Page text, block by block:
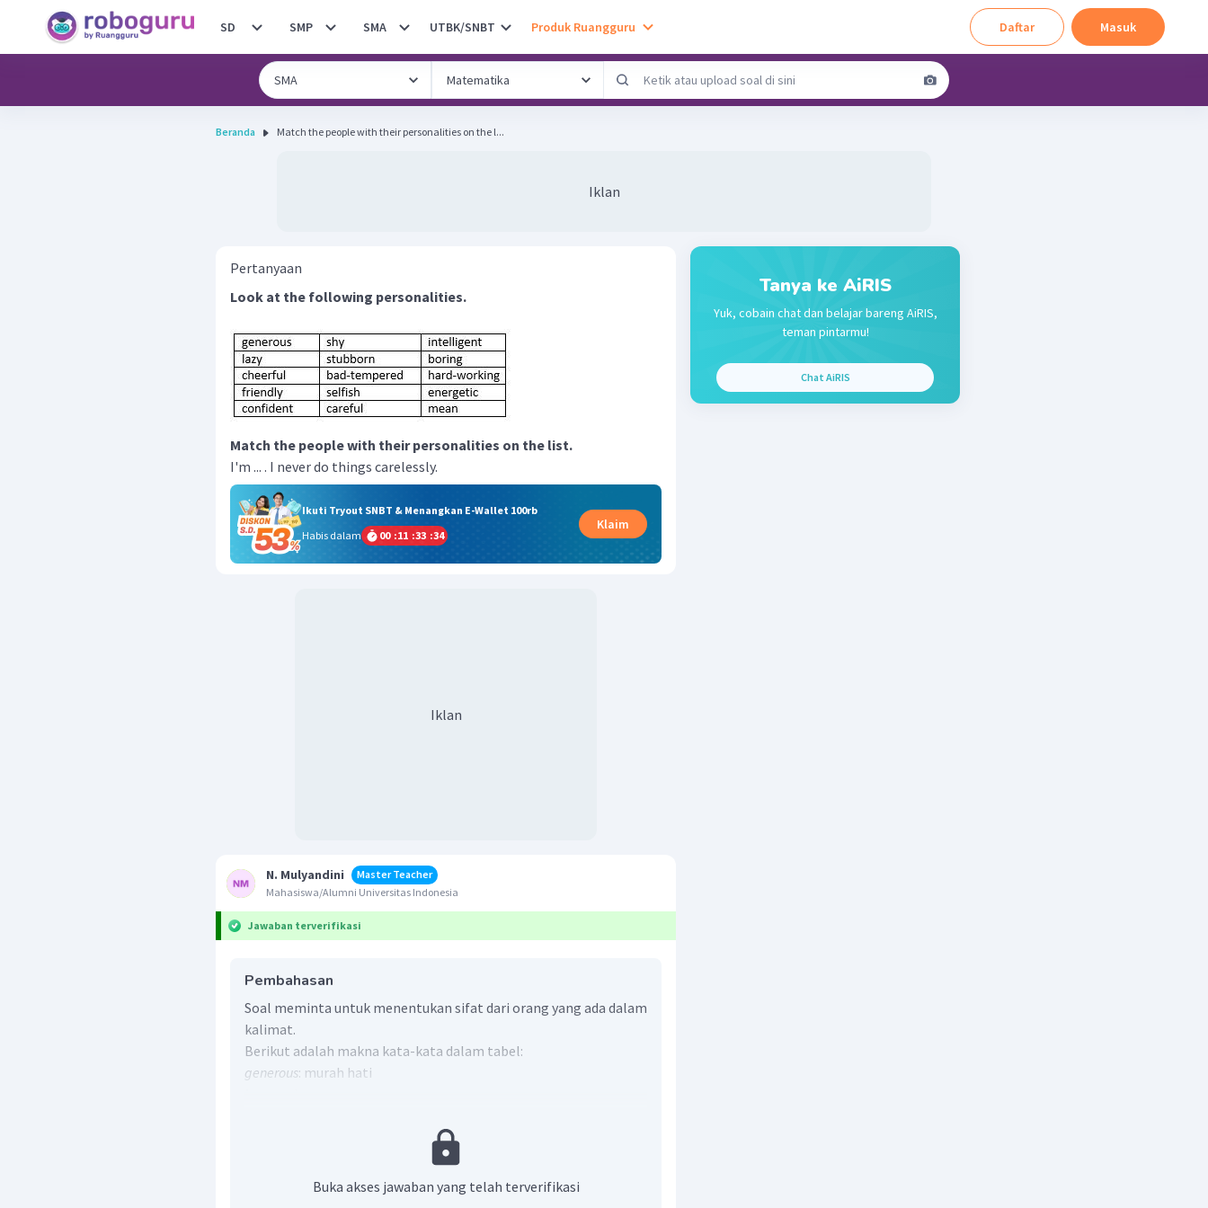
SD SMP SMA UTBK/SNBT Produk Ruangguru Daftar Masuk
Beranda Match the people with their personalities on the l...
Iklan
Pertanyaan
Look at the following personalities.
Match the people with their personalities on the list.
I'm ... . I never do things carelessly.
Ikuti Tryout SNBT & Menangkan E-Wallet 100rb
Habis dalam
00 :11 :33 :34
Klaim
Iklan
N. Mulyandini
Master Teacher
Mahasiswa/Alumni Universitas Indonesia
Jawaban terverifikasi
Pembahasan
Soal meminta untuk menentukan sifat dari orang yang ada dalam
kalimat.
Berikut adalah makna kata-kata dalam tabel:
generous: murah hati
: pemaluBuka akses jawaban yang telah terverifikasi
Tanya ke AiRIS
Yuk, cobain chat dan belajar bareng AiRIS,
teman pintarmu!
Chat AiRIS